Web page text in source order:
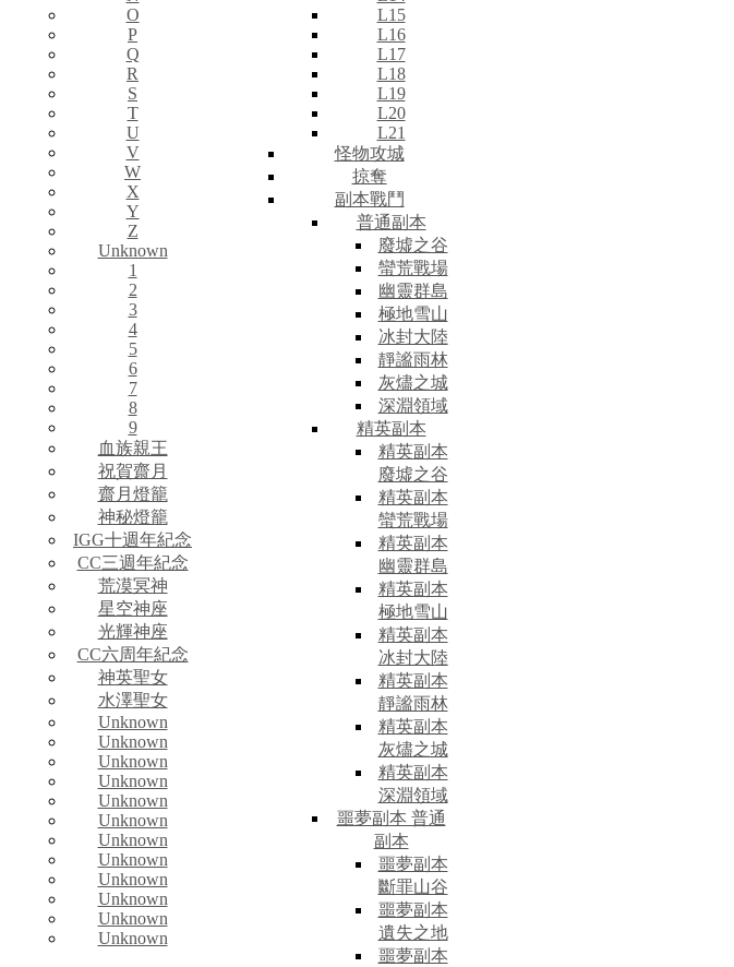
O
P
Q
R
S
T
U
V
W
X
Y
Z
Unknown
1
2
3
4
5
6
7
8
9
血族親王
祝賀齋月
齋月燈籠
神秘燈籠
IGG十週年紀念
CC三週年紀念
荒漠冥神
星空神座
光輝神座
CC六周年紀念
神英聖女
水澤聖女
Unknown
Unknown
Unknown
Unknown
Unknown
Unknown
Unknown
Unknown
Unknown
Unknown
Unknown
Unknown
L15
L16
L17
L18
L19
L20
L21
怪物攻城
掠奪
副本戰鬥
普通副本
廢墟之谷
蠻荒戰場
幽靈群島
極地雪山
冰封大陸
靜謐雨林
灰燼之城
深淵領域
精英副本
精英副本
廢墟之谷
精英副本
蠻荒戰場
精英副本
幽靈群島
精英副本
極地雪山
精英副本
冰封大陸
精英副本
靜謐雨林
精英副本
灰燼之城
精英副本
深淵領域
噩夢副本 普通
副本
噩夢副本
斷罪山谷
噩夢副本
遺失之地
噩夢副本